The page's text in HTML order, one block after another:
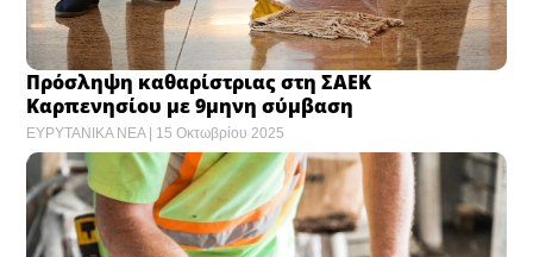
Πρόσληψη καθαρίστριας στη ΣΑΕΚ
Καρπενησίου με 9μηνη σύμβαση
ΕΥΡΥΤΑΝΙΚΑ ΝΕΑ 15 Οκτωβρίου 2025